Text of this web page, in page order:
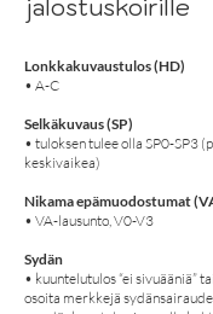
jalostuskoirille
Lonkkakuvaustulos (HD)
• A-C
Selkäkuvaus (SP)
• tuloksen tulee olla SP0-SP3
keskivaikea)
Nikama epämuodostumat
• VA-lausunto, V0-V3
Sydän
• kuuntelutulos “ei sivuääniä”
osoita merkkejä